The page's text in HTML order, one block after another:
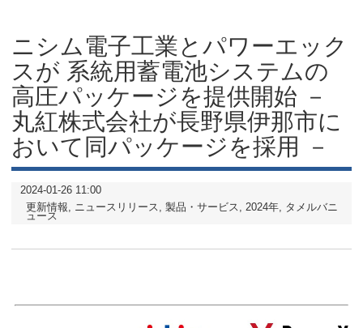
お問い合わせ
ニシム電子工業とパワーエック
スが 系統用蓄電池システムの
高圧パッケージを提供開始 －
丸紅株式会社が長野県伊那市に
おいて同パッケージを採用 －
2024-01-26 11:00
更新情報
ニュースリリース 製品・サービス 2024年 タメルバニ
ュース